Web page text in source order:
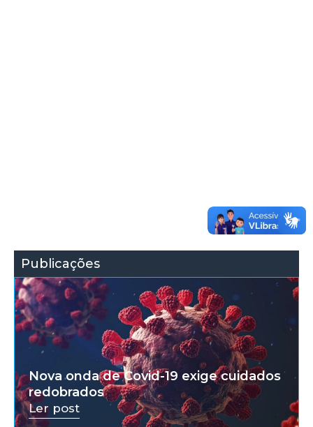
Publicações
Nova onda de Covid-19 exige cuidados
redobrados
Ler post